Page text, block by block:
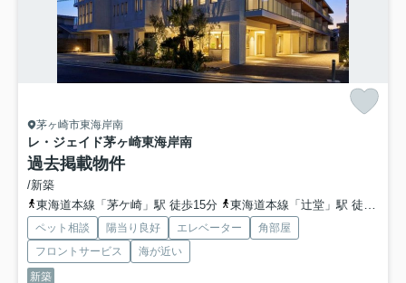
茅ヶ崎市東海岸南
レ・ジェイド茅ヶ崎東海岸南
過去掲載物件
/新築
東海道本線「茅ケ崎」駅 徒歩15分
東海道本線「辻堂」駅 徒歩47分
ペット相談 陽当り良好 エレベーター
角部屋
フロントサービス
海が近い
新築